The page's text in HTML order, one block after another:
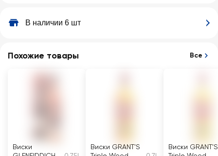
В наличии 6 шт
Похожие товары Все
Виски
Виски GRANT'S
Виски GRANT'S